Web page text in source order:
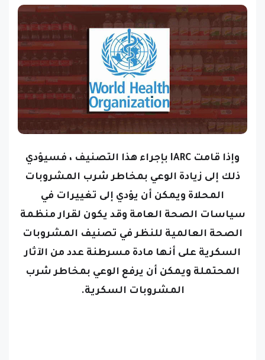
وإذا قامت IARC بإجراء هذا التصنيف ، فسيؤدي
ذلك إلى زيادة الوعي بمخاطر شرب المشروبات
المحلاة ويمكن أن يؤدي إلى تغييرات في
سياسات الصحة العامة وقد يكون لقرار منظمة
الصحة العالمية للنظر في تصنيف المشروبات
السكرية على أنها مادة مسرطنة عدد من الآثار
المحتملة ويمكن أن يرفع الوعي بمخاطر شرب
المشروبات السكرية.